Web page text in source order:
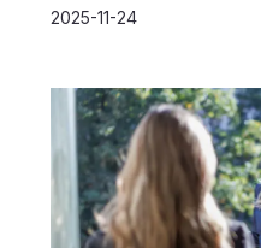
2025-11-24